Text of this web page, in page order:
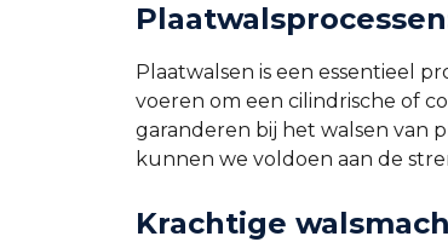
Plaatwalsen is een essentieel
voeren om een cilindrische of
garanderen bij het walsen van
kunnen we voldoen aan de
Krachtige